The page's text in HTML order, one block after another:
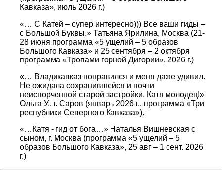
Кавказа», июль 2026 г.)
«… С Катей – супер интересно))) Все ваши гиды –
с Большой Буквы.» Татьяна Ярилина, Москва (21-
28 июня программа «5 ущелий – 5 образов
Большого Кавказа» и 25 сентября – 2 октября
программа «Тропами горной Дигории», 2026 г.)
«… Владикавказ понравился и меня даже удивил.
Не ожидала сохранившейся и почти
неиспорченной старой застройки. Катя молодец!»
Ольга У., г. Саров (январь 2026 г., программа «Три
республики Северного Кавказа»).
«…Катя - гид от бога…» Наталья Вишневская с
сыном, г. Москва (программа «5 ущелий – 5
образов Большого Кавказа», 25 авг – 1 сент. 2026
г.)